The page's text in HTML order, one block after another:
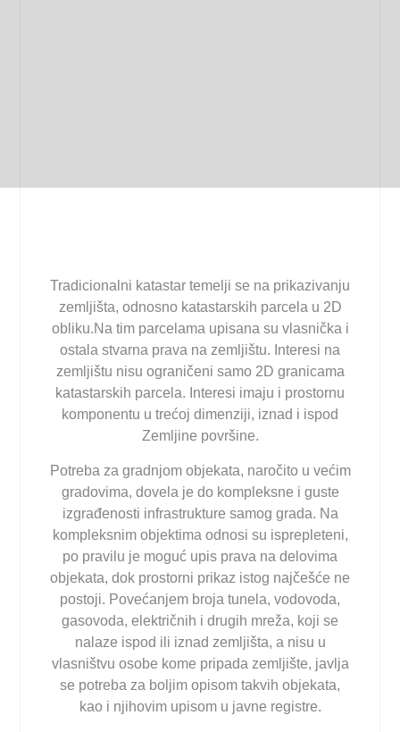
Tradicionalni katastar temelji se na prikazivanju
zemljišta, odnosno katastarskih parcela u 2D
obliku.Na tim parcelama upisana su vlasnička i
ostala stvarna prava na zemljištu. Interesi na
zemljištu nisu ograničeni samo 2D granicama
katastarskih parcela. Interesi imaju i prostornu
komponentu u trećoj dimenziji, iznad i ispod
Zemljine površine.
Potreba za gradnjom objekata, naročito u većim
gradovima, dovela je do kompleksne i guste
izgrađenosti infrastrukture samog grada. Na
kompleksnim objektima odnosi su isprepleteni,
po pravilu je moguć upis prava na delovima
objekata, dok prostorni prikaz istog najčešće ne
postoji. Povećanjem broja tunela, vodovoda,
gasovoda, električnih i drugih mreža, koji se
nalaze ispod ili iznad zemljišta, a nisu u
vlasništvu osobe kome pripada zemljište, javlja
se potreba za boljim opisom takvih objekata,
kao i njihovim upisom u javne registre.